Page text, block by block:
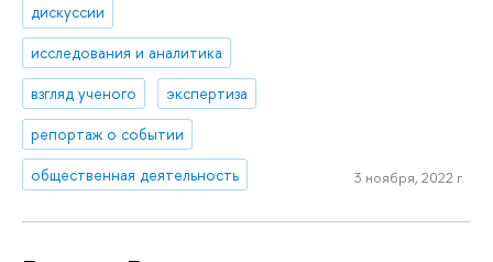
дискуссии
исследования и аналитика
взгляд ученого
экспертиза
репортаж о событии
общественная деятельность
3 ноября, 2022 г.